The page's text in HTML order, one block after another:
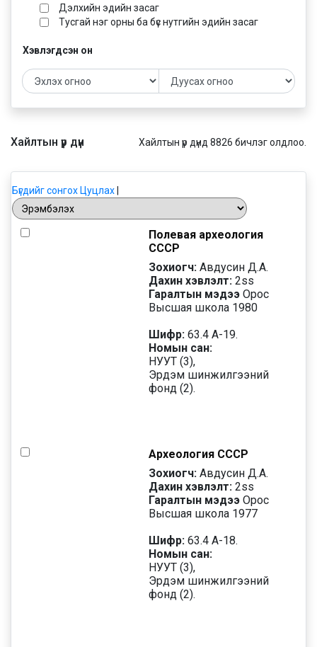
Дэлхийн эдийн засаг
Тусгай нэг орны ба бүс нутгийн эдийн засаг
Хэвлэгдсэн он
Хайлтын үр дүн Хайлтын үр дүнд 8826 бичлэг олдлоо.
Бүгдийг сонгох Цуцлах
Полевая археология
СССР
Зохиогч: Авдусин Д.А.
Дахин хэвлэлт: 2ss
Гаралтын мэдээ Орос
Высшая школа 1980
Шифр: 63.4 А-19.
Номын сан:
НУУТ (3),
Эрдэм шинжилгээний
фонд (2).
Археология СССР
Зохиогч: Авдусин Д.А.
Дахин хэвлэлт: 2ss
Гаралтын мэдээ Орос
Высшая школа 1977
Шифр: 63.4 А-18.
Номын сан:
НУУТ (3),
Эрдэм шинжилгээний
фонд (2).